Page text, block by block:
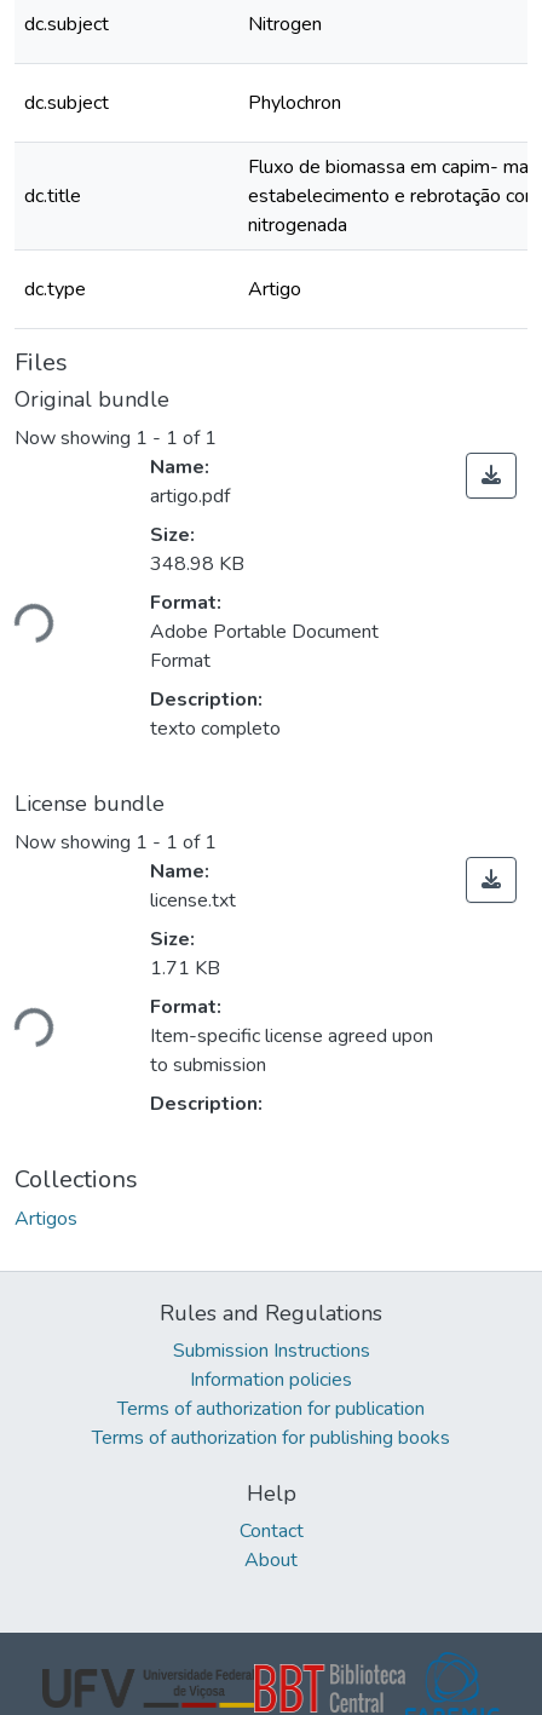
dc.subject Nitrogen
dc.subject Phylochron
dc.title
Fluxo de biomassa em capim-
estabelecimento e rebrotação
nitrogenada
dc.type Artigo
Files
Original bundle
Now showing 1 - 1 of 1
Loading...
Name:
artigo.pdf
Size:
348.98 KB
Format:
Adobe Portable Document
Format
Description:
texto completo
License bundle
Now showing 1 - 1 of 1
Loading...
Name:
license.txt
Size:
1.71 KB
Format:
Item-specific license agreed upon
to submission
Description:
Collections
Artigos
Rules and Regulations
Submission Instructions
Information policies
Terms of authorization for publication
Terms of authorization for publishing books
Help
Contact
About